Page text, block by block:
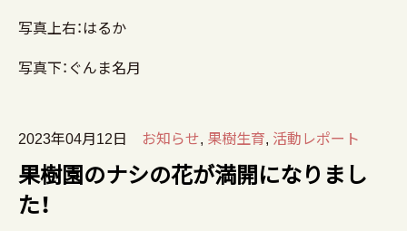
写真上右：はるか
写真下：ぐんま名月
2023年04月12日 お知らせ, 果樹生育, 活動レポート
果樹園のナシの花が満開になりまし
た！